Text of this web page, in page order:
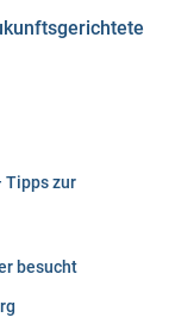
Tipps zur
besucht